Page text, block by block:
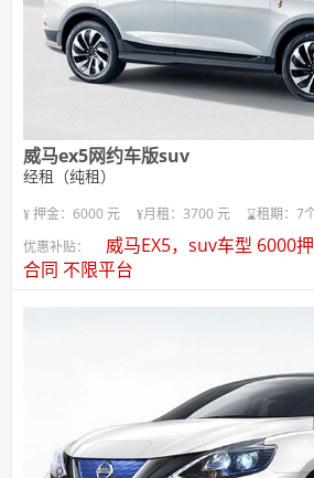
威马ex5网约车版suv
经租（纯租）
押金：6000 元 月租：3700 元
租期：7
优惠补贴：
威马EX5，suv车型 6000
合同 不限平台